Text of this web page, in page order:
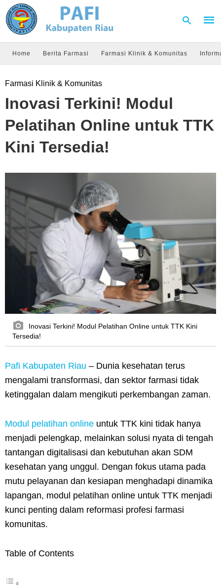
Home Berita Farmasi Farmasi Klinik & Komunitas
Farmasi Klinik & Komunitas
Inovasi Terkini! Modul
Pelatihan Online untuk TTK
Kini Tersedia!
Inovasi Terkini! Modul Pelatihan Online untuk TTK Kini
Tersedia!
Pafi Kabupaten Riau – Dunia kesehatan terus
mengalami transformasi, dan sektor farmasi tidak
ketinggalan dalam mengikuti perkembangan zaman.
Modul pelatihan online untuk TTK kini tidak hanya
menjadi pelengkap, melainkan solusi nyata di tengah
tantangan digitalisasi dan kebutuhan akan SDM
kesehatan yang unggul. Dengan fokus utama pada
mutu pelayanan dan kesiapan menghadapi dinamika
lapangan, modul pelatihan online untuk TTK menjadi
kunci penting dalam reformasi profesi farmasi
komunitas.
Table of Contents